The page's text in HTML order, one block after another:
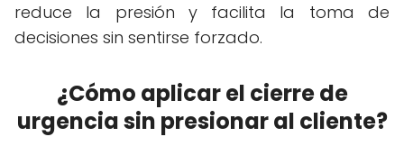
reduce la presión y facilita la toma de
decisiones sin sentirse forzado.
¿Cómo aplicar el cierre de
urgencia sin presionar al cliente?